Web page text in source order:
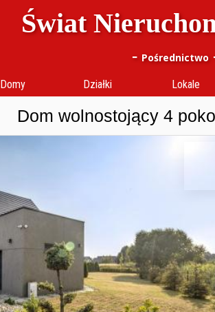
Świat
- Pośrednictwo
Domy Działki Lokale
Dom wolnostojący 4